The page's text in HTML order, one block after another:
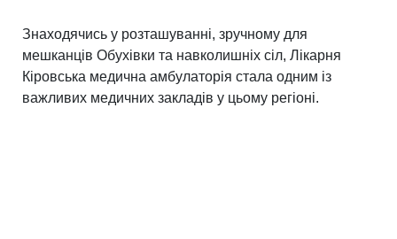
Знаходячись у розташуванні, зручному для
мешканців Обухівки та навколишніх сіл, Лікарня
Кіровська медична амбулаторія стала одним із
важливих медичних закладів у цьому регіоні.